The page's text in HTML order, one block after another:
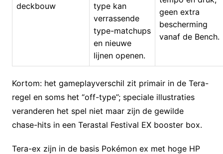
deckbouw
type kan
verrassende
type-matchups
en nieuwe
lijnen openen.
geen extra
bescherming
vanaf de Bench.
Kortom: het gameplayverschil zit primair in de Tera-
regel en soms het “off-type”; speciale illustraties
veranderen het spel niet maar zijn de gewilde
chase-hits in een Terastal Festival EX booster box.
Tera-ex zijn in de basis Pokémon ex met hoge HP